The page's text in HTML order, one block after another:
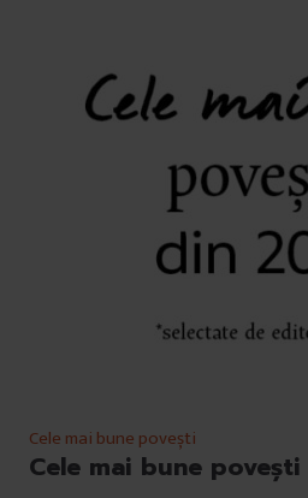
Cele mai bune povești
Cele mai bune